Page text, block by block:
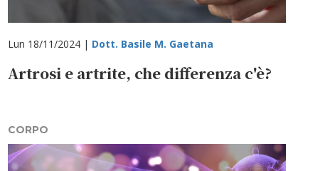
Lun 18/11/2024 | Dott. Basile M. Gaetana
Artrosi e artrite, che differenza c'è?
CORPO